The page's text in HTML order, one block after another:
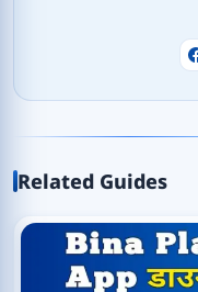
Related Guides